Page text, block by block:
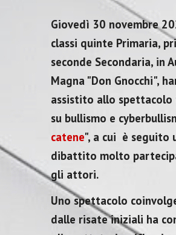
Giovedì 30 novembre
classi quinte Primaria,
seconde Secondaria, in
Magna "Don Gnocchi",
assistito allo
su bullismo e
catene", a cui è seguito
dibattito molto
gli attori.
Uno spettacolo
dalle risate iniziali ha